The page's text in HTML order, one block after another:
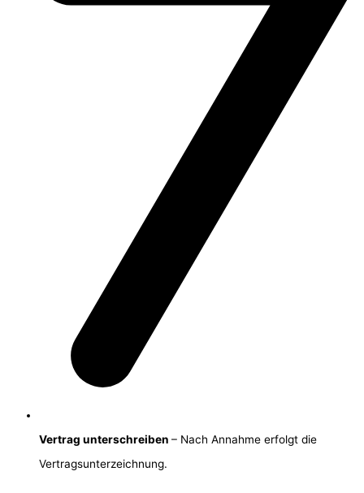
Vertrag unterschreiben – Nach Annahme erfolgt die
Vertragsunterzeichnung.